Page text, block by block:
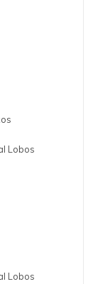
Lobos
Lobos